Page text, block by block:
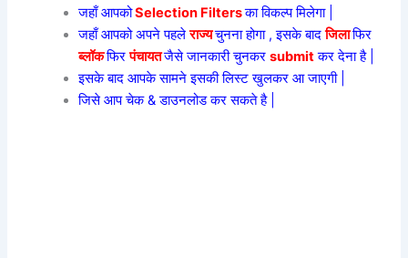
जहाँ आपकोSelection Filtersका विकल्प मिलेगा |
जहाँ आपको अपने पहलेराज्यचुनना होगा , इसके बादजिलाफिर
ब्लॉकफिरपंचायतजैसे जानकारी चुनकरsubmit कर देना है |
इसके बाद आपके सामने इसकी लिस्ट खुलकर आ जाएगी |
जिसे आप चेक & डाउनलोड कर सकते है |